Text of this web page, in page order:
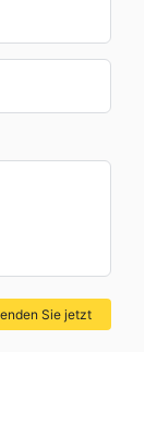
Sie jetzt